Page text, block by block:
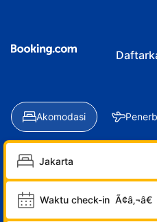
Akomodasi
Waktu check-in Ã¢â‚¬â€